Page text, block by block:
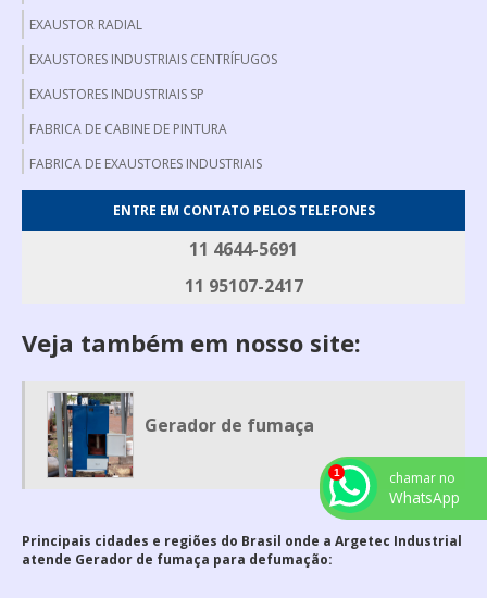
EXAUSTOR RADIAL
EXAUSTORES INDUSTRIAIS CENTRÍFUGOS
EXAUSTORES INDUSTRIAIS SP
FABRICA DE CABINE DE PINTURA
FABRICA DE EXAUSTORES INDUSTRIAIS
FABRICANTE DE FILTRO DE MANGA
GERADOR DE FUMAÇA
MESA DE DESOSSA
MESA DE EMBALAGEM
MESA PARA CORTAR CARNE
ROTOR PARA EXAUSTOR
ENTRE EM CONTATO PELOS TELEFONES
11 4644-5691
11 95107-2417
Veja também em nosso site:
Gerador de fumaça
Principais cidades e regiões do Brasil onde a Argetec Industrial
atende Gerador de fumaça para defumação:
chamar no
WhatsApp